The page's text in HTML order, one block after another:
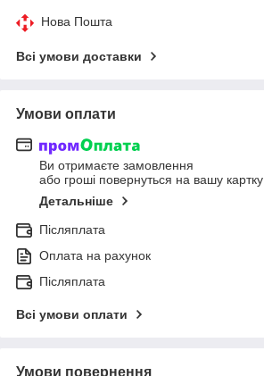
Нова Пошта
Всі умови доставки
Умови оплати
Ви отримаєте замовлення
або гроші повернуться на вашу картку
Детальніше
Післяплата
Оплата на рахунок
Післяплата
Всі умови оплати
Умови повернення